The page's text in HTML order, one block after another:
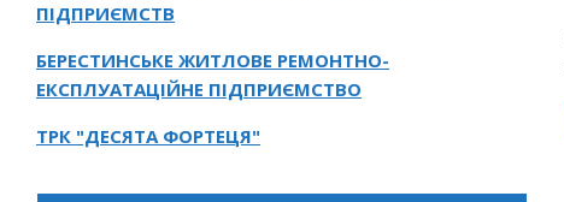
ПІДПРИЄМСТВ
БЕРЕСТИНСЬКЕ ЖИТЛОВЕ РЕМОНТНО-
ЕКСПЛУАТАЦІЙНЕ ПІДПРИЄМСТВО
ТРК "ДЕСЯТА ФОРТЕЦЯ"